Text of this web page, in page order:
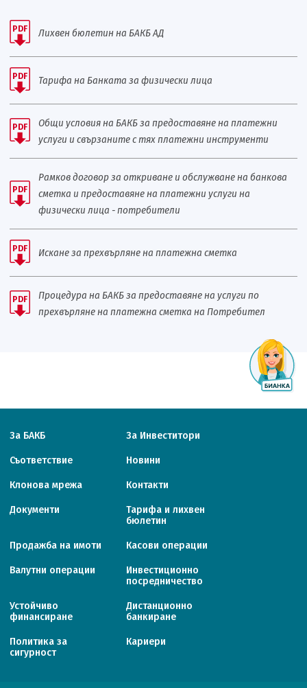
PDF Лихвен бюлетин на БАКБ АД
PDF Тарифа на Банката за физически лица
PDF
Общи условия на БАКБ за предоставяне на платежни
услуги и свързаните с тях платежни инструменти
PDF
Рамков договор за откриване и обслужване на банкова
сметка и предоставяне на платежни услуги на
физически лица - потребители
PDF Искане за прехвърляне на платежна сметка
PDF
Процедура на БАКБ за предоставяне на услуги по
прехвърляне на платежна сметка на Потребител
За БАКБ За Инвеститори
Съответствие Новини
Клонова мрежа Контакти
Документи
Тарифa и лихвен
бюлетин
Продажба на имоти Касови операции
Валутни операции
Инвестиционно
посредничество
Устойчиво
финансиране
Дистанционно
банкиране
Политика за
сигурност
Кариери